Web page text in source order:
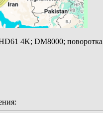
4K; DM8000;
: